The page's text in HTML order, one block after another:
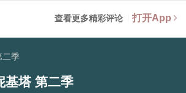
查看更多精彩评论 打开App
二季
基塔 第二季